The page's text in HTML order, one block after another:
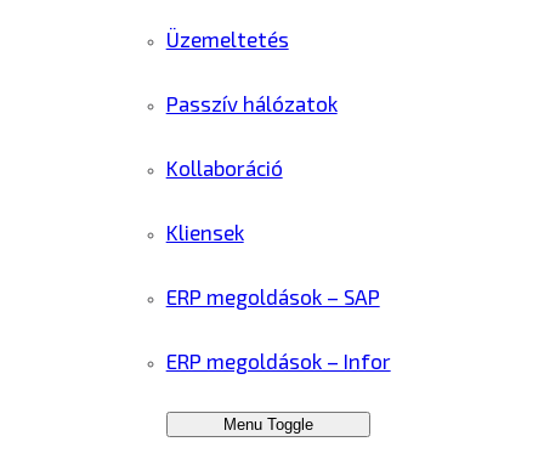
Üzemeltetés
Passzív hálózatok
Kollaboráció
Kliensek
ERP megoldások – SAP
ERP megoldások – Infor
Menu Toggle